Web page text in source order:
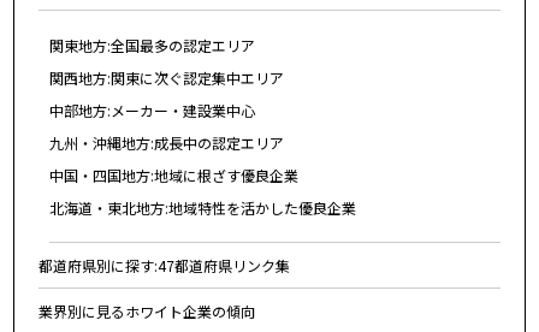
関東地方:全国最多の認定エリア
関西地方:関東に次ぐ認定集中エリア
中部地方:メーカー・建設業中心
九州・沖縄地方:成長中の認定エリア
中国・四国地方:地域に根ざす優良企業
北海道・東北地方:地域特性を活かした優良企業
都道府県別に探す:47都道府県リンク集
業界別に見るホワイト企業の傾向